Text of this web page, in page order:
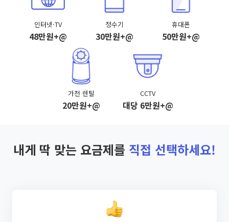
인터넷·TV
48만원+@
정수기
30만원+@
휴대폰
50만원+@
가전 렌탈
20만원+@
CCTV
대당 6만원+@
내게 딱 맞는 요금제를 직접 선택하세요!